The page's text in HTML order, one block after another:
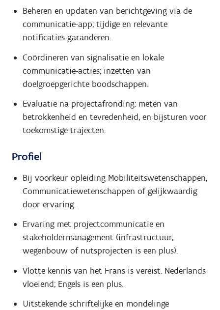
Beheren en updaten van berichtgeving via de
communicatie-app; tijdige en relevante
notificaties garanderen.
Coördineren van signalisatie en lokale
communicatie-acties; inzetten van
doelgroepgerichte boodschappen.
Evaluatie na projectafronding: meten van
betrokkenheid en tevredenheid, en bijsturen voor
toekomstige trajecten.
Profiel
Bij voorkeur opleiding Mobiliteitswetenschappen,
Communicatiewetenschappen of gelijkwaardig
door ervaring.
Ervaring met projectcommunicatie en
stakeholdermanagement (infrastructuur,
wegenbouw of nutsprojecten is een plus).
Vlotte kennis van het Frans is vereist. Nederlands
vloeiend; Engels is een plus.
Uitstekende schriftelijke en mondelinge